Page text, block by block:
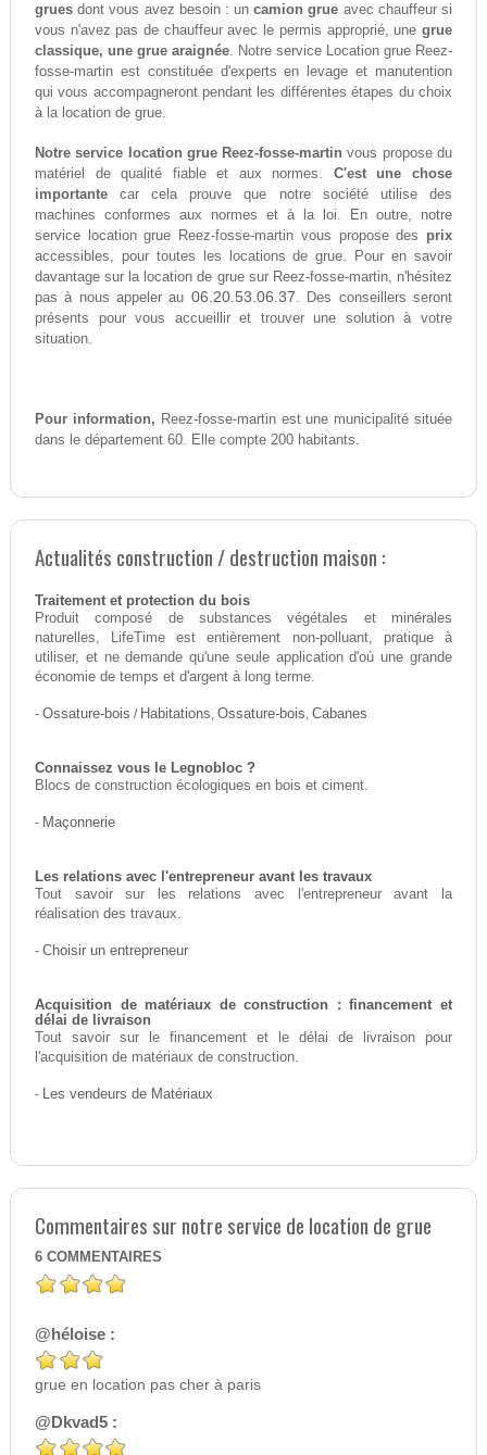
gruesdont vous avez besoin : uncamion grue avec chauffeur si
vous n'avez pas de chauffeur avec le permis approprié, unegrue
classique, une grue araignée. Notre service Location grue Reez-
fosse-martin est constituée d'experts en levage et manutention
qui vous accompagneront pendant les différentes étapes du choix
à la location de grue.
Notre service location grue Reez-fosse-martin vous propose du
matériel de qualité fiable et aux normes. C'est une chose
importantecar cela prouve que notre société utilise des
machines conformes aux normes et à la loi. En outre, notre
service location grue Reez-fosse-martin vous propose des prix
accessibles, pour toutes les locations de grue. Pour en savoir
davantage sur la location de grue sur Reez-fosse-martin, n'hésitez
pas à nous appeler au 06.20.53.06.37. Des conseillers seront
présents pour vous accueillir et trouver une solution à votre
situation.
Pour information, Reez-fosse-martin est une municipalité située
dans le département 60. Elle compte 200 habitants.
Actualités construction / destruction maison :
Traitement et protection du bois
Produit composé de substances végétales et minérales
naturelles, LifeTime est entièrement non-polluant, pratique à
utiliser, et ne demande qu'une seule application d'où une grande
économie de temps et d'argent à long terme.
- Ossature-bois / Habitations, Ossature-bois, Cabanes
Connaissez vous le Legnobloc ?
Blocs de construction écologiques en bois et ciment.
- Maçonnerie
Les relations avec l'entrepreneur avant les travaux
Tout savoir sur les relations avec l'entrepreneur avant la
réalisation des travaux.
- Choisir un entrepreneur
Acquisition de matériaux de construction : financement et
délai de livraison
Tout savoir sur le financement et le délai de livraison pour
l'acquisition de matériaux de construction.
- Les vendeurs de Matériaux
Commentaires sur notre service de location de grue
6 COMMENTAIRES
@héloise :
grue en location pas cher à paris
@Dkvad5 :